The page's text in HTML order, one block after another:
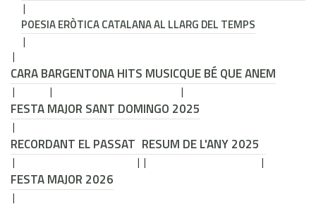
POESIA ERÒTICA CATALANA AL LLARG DEL TEMPS
CARA BARGENTONA HITS MUSICQUE BÉ QUE ANEM
FESTA MAJOR SANT DOMINGO 2025
RECORDANT EL PASSAT RESUM DE L'ANY 2025
FESTA MAJOR 2026